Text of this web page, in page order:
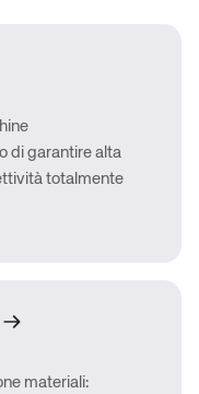
di garantire alta
totalmente
materiali: